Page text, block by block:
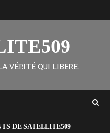
VÉRITÉ QUI LIBÈRE.
DE SATELLITE509